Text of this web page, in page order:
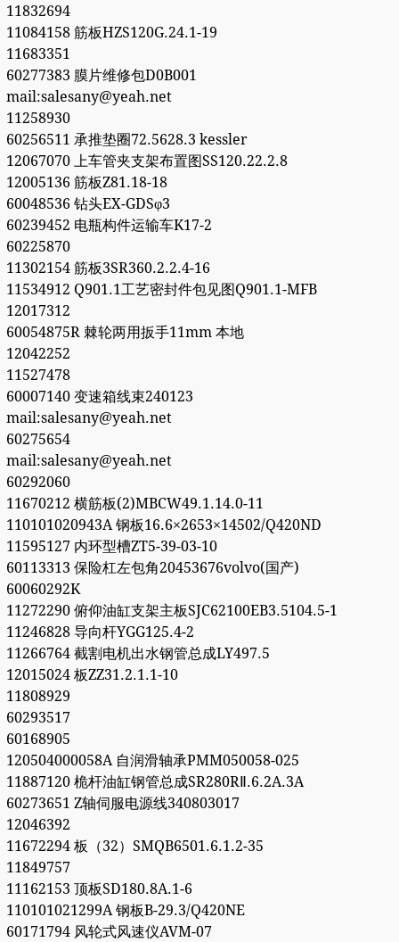
11832694
11084158 筋板HZS120G.24.1-19
11683351
60277383 膜片维修包D0B001
mail:salesany@yeah.net
11258930
60256511 承推垫圈72.5628.3 kessler
12067070 上车管夹支架布置图SS120.22.2.8
12005136 筋板Z81.18-18
60048536 钻头EX-GDSφ3
60239452 电瓶构件运输车K17-2
60225870
11302154 筋板3SR360.2.2.4-16
11534912 Q901.1工艺密封件包见图Q901.1-MFB
12017312
60054875R 棘轮两用扳手11mm 本地
12042252
11527478
60007140 变速箱线束240123
mail:salesany@yeah.net
60275654
mail:salesany@yeah.net
60292060
11670212 横筋板(2)MBCW49.1.14.0-11
110101020943A 钢板16.6×2653×14502/Q420ND
11595127 内环型槽ZT5-39-03-10
60113313 保险杠左包角20453676volvo(国产)
60060292K
11272290 俯仰油缸支架主板SJC62100EB3.5104.5-1
11246828 导向杆YGG125.4-2
11266764 截割电机出水钢管总成LY497.5
12015024 板ZZ31.2.1.1-10
11808929
60293517
60168905
120504000058A 自润滑轴承PMM050058-025
11887120 桅杆油缸钢管总成SR280RⅡ.6.2A.3A
60273651 Z轴伺服电源线340803017
12046392
11672294 板（32）SMQB6501.6.1.2-35
11849757
11162153 顶板SD180.8A.1-6
110101021299A 钢板B-29.3/Q420NE
60171794 风轮式风速仪AVM-07